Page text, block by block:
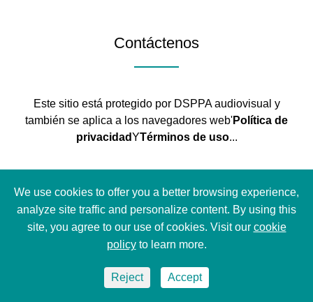
Contáctenos
Este sitio está protegido por DSPPA audiovisual y
también se aplica a los navegadores web'Política de
privacidadYTérminos de uso...
Fábrica de DSPPA Headquater
No.1 Xiahe Rd, Jianggao Town, Baiyun
District, Guangzhou, Guangdong, China.
conference@dsppa.com
We use cookies to offer you a better browsing experience,
analyze site traffic and personalize content. By using this
site, you agree to our use of cookies. Visit our cookie
policyto learn more.
Reject Accept